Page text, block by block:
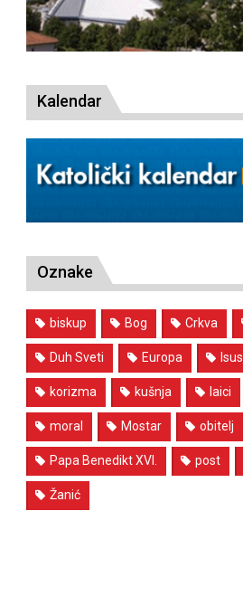
Kalendar
Oznake
biskup Bog Crkva
Duh Sveti Europa Isus
korizma kušnja laici
moral Mostar obitelj
Papa Benedikt XVI. post
Žanić